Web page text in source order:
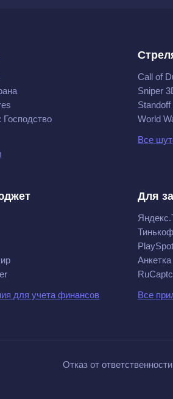
Господство
Call of
Sniper
Standoff
World
Все
для учета финансов
Для
PlaySpot
Анкетка
Все
Отказ от ответственности